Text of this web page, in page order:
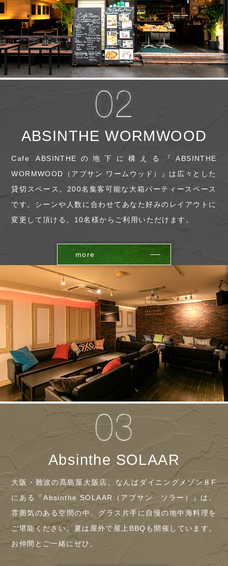
ABSINTHE WORMWOOD
Cafe ABSINTHEの地下に構える『ABSINTHE
WORMWOOD（アブサン ワームウッド）』は広々とした
貸切スペース。200名集客可能な大箱パーティースペース
です。シーンや人数に合わせてあなた好みのレイアウトに
変更して頂ける。10名様からご利用いただけます。
more
Absinthe SOLAAR
大阪・難波の髙島屋大阪店、なんばダイニングメゾン８F
にある『Absinthe SOLAAR（アブサン ソラー）』は、
雰囲気のある空間の中、グラス片手に自慢の地中海料理を
ご堪能ください。夏は屋外で屋上BBQも開催しています。
お仲間とご一緒にぜひ。